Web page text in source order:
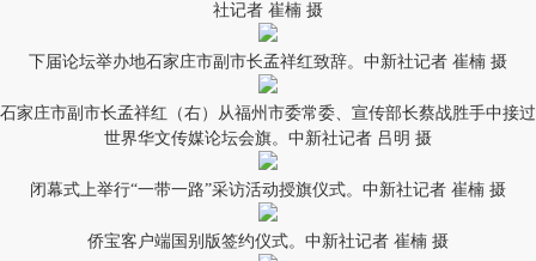
社记者 崔楠 摄
下届论坛举办地石家庄市副市长孟祥红致辞。中新社记者 崔楠 摄
石家庄市副市长孟祥红（右）从福州市委常委、宣传部长蔡战胜手中接过
世界华文传媒论坛会旗。中新社记者 吕明 摄
闭幕式上举行“一带一路”采访活动授旗仪式。中新社记者 崔楠 摄
侨宝客户端国别版签约仪式。中新社记者 崔楠 摄